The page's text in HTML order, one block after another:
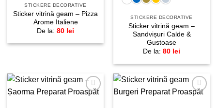
STICKERE DECORATIVE
Sticker vitrină geam – Pizza
Arome Italiene
De la: 80 lei
STICKERE DECORATIVE
Sticker vitrină geam –
Sandvișuri Calde &
Gustoase
De la: 80 lei